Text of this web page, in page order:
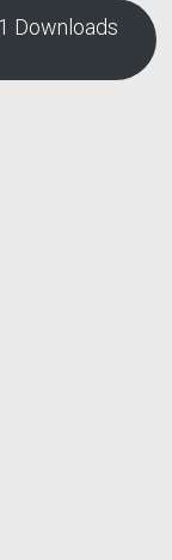
Downloads